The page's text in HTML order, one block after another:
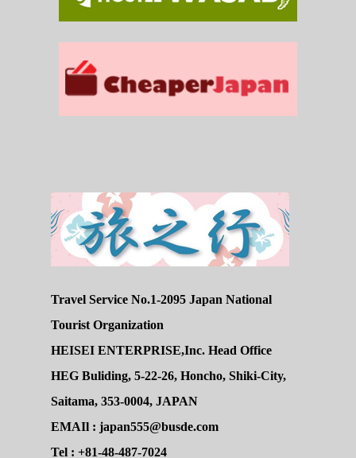
Travel Service No.1-2095 Japan National
Tourist Organization
HEISEI ENTERPRISE,Inc. Head Office
HEG Buliding, 5-22-26, Honcho, Shiki-City,
Saitama, 353-0004, JAPAN
EMAIl : japan555@busde.com
Tel : +81-48-487-7024